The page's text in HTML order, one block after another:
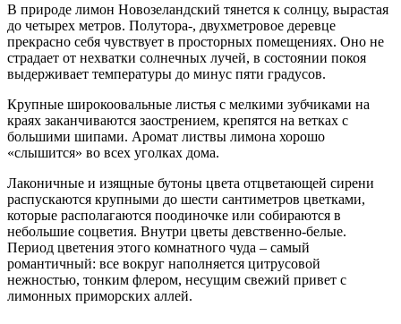
В природе лимон Новозеландский тянется к солнцу, вырастая
до четырех метров. Полутора-, двухметровое деревце
прекрасно себя чувствует в просторных помещениях. Оно не
страдает от нехватки солнечных лучей, в состоянии покоя
выдерживает температуры до минус пяти градусов.
Крупные широкоовальные листья с мелкими зубчиками на
краях заканчиваются заострением, крепятся на ветках с
большими шипами. Аромат листвы лимона хорошо
«слышится» во всех уголках дома.
Лаконичные и изящные бутоны цвета отцветающей сирени
распускаются крупными до шести сантиметров цветками,
которые располагаются поодиночке или собираются в
небольшие соцветия. Внутри цветы девственно-белые.
Период цветения этого комнатного чуда – самый
романтичный: все вокруг наполняется цитрусовой
нежностью, тонким флером, несущим свежий привет с
лимонных приморских аллей.